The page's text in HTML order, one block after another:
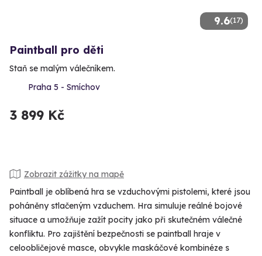
9.6(17)
Paintball pro děti
Staň se malým válečníkem.
Praha 5 - Smíchov
3 899 Kč
Zobrazit zážitky na mapě
Paintball je oblíbená hra se vzduchovými pistolemi, které jsou
poháněny stlačeným vzduchem. Hra simuluje reálné bojové
situace a umožňuje zažít pocity jako při skutečném válečné
konfliktu. Pro zajištění bezpečnosti se paintball hraje v
celoobličejové masce, obvykle maskáčové kombinéze s